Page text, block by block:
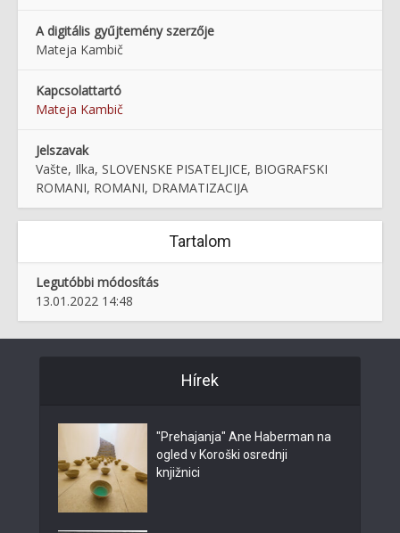
A digitális gyűjtemény szerzője
Mateja Kambič
Kapcsolattartó
Mateja Kambič
Jelszavak
Vašte, Ilka, SLOVENSKE PISATELJICE, BIOGRAFSKI
ROMANI, ROMANI, DRAMATIZACIJA
Tartalom
Legutóbbi módosítás
13.01.2022 14:48
Hírek
"Prehajanja" Ane Haberman na
ogled v Koroški osrednji
knjižnici